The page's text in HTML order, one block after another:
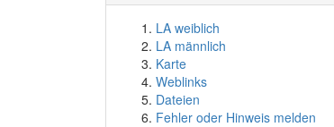
LA weiblich
LA männlich
Karte
Weblinks
Dateien
Fehler oder Hinweis melden